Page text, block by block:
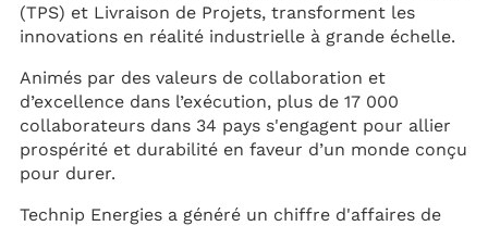
(TPS) et Livraison de Projets, transforment les
innovations en réalité industrielle à grande échelle.
Animés par des valeurs de collaboration et
d’excellence dans l’exécution, plus de 17 000
collaborateurs dans 34 pays s'engagent pour allier
prospérité et durabilité en faveur d’un monde conçu
pour durer.
Technip Energies a généré un chiffre d'affaires de